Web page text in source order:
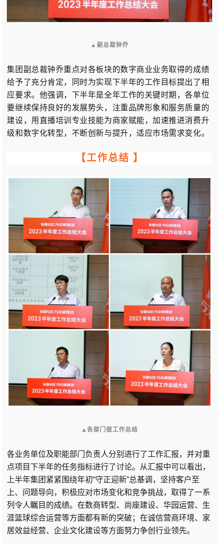
▲ 副总裁钟乔
集团副总裁钟乔重点对各板块的数字商业业务取得的成绩
给予了充分肯定，同时为实现下半年的工作目标提出了相
应要求。他强调，下半年是全年工作的关键时期，各单位
要继续保持良好的发展势头，注重品牌形象和服务质量的
建设，用直播培训专业技能为商家赋能，加速推进消费升
级和数字化转型，不断创新与提升，适应市场需求变化。
【工作总结 】
▲各部门做工作总结
各业务单位及职能部门负责人分别进行了工作汇报，并对重
点项目下半年的任务指标进行了讨论。从汇报中可以看出，
上半年集团紧紧围绕年初“守正迎新”总基调，坚持客户至
上、问题导向，积极应对市场变化和竞争挑战，取得了一系
列令人瞩目的成绩。在数商转型、尚座建设、华园运营、生
涯篮球综合运营等方面都有新的突破；在诚信营商环境、家
居效益经营、企业文化建设等方面努力争创行业领先。